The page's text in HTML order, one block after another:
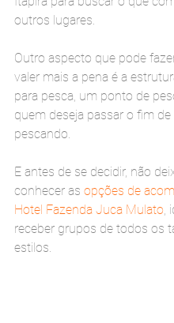
outros lugares.
Outro aspecto que pode
valer mais a pena é a
para pesca, um ponto de
quem deseja passar o fim
pescando.
E antes de se decidir, não
conhecer as opções de
Hotel Fazenda Juca Mulato,
receber grupos de todos os
estilos.